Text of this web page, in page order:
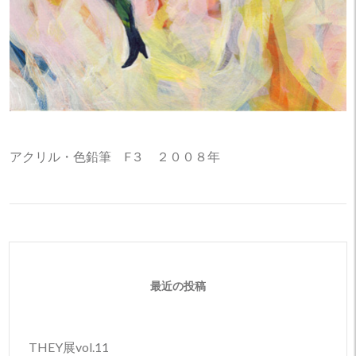
アクリル・色鉛筆 F３ ２００８年
最近の投稿
THEY展vol.11